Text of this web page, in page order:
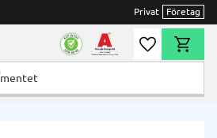
Privat Företag
Önskelista